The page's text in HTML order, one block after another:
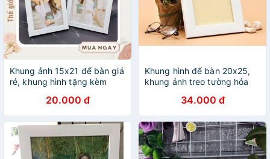
Khung ảnh 15x21 để bàn giá
rẻ, khung hình tặng kèm
gắn rất dễ dàng
20.000 đ
Khung hình để bàn 20x25,
khung ảnh treo tường hỏa
34.000 đ